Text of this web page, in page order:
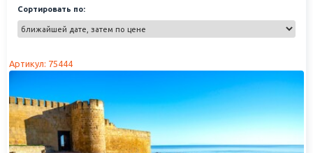
Сортировать по:
Артикул: 75444